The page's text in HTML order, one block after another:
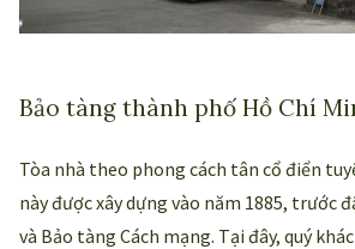
Bảo tàng thành phố Hồ Chí
Tòa nhà theo phong cách tân cổ điển
này được xây dựng vào năm 1885, trước
và Bảo tàng Cách mạng. Tại đây, quý